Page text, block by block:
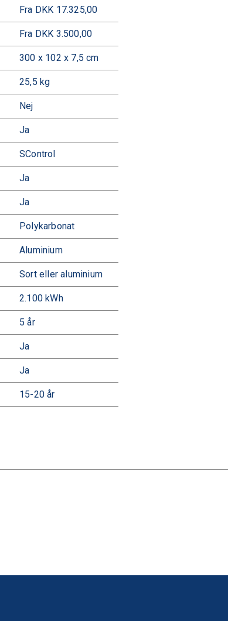
Fra DKK 17.325,00
Fra DKK 3.500,00
300 x 102 x 7,5 cm
25,5 kg
Nej
Ja
SControl
Ja
Ja
Polykarbonat
Aluminium
Sort eller aluminium
2.100 kWh
5 år
Ja
Ja
15-20 år